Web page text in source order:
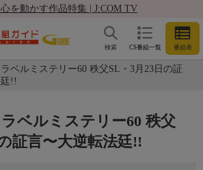
を動かす作品特集 | J:COM TV
CS番組一覧 番組表
検索
ベルミステリー60 秩父SL・3月23日の証
!!
ベルミステリー60 秩父
証言〜大逆転法廷!!